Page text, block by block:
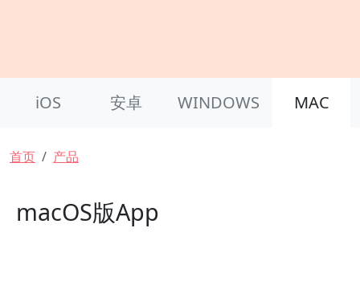
iOS 安卓 WINDOWS MAC
面包屑
首页 产品
macOS版App